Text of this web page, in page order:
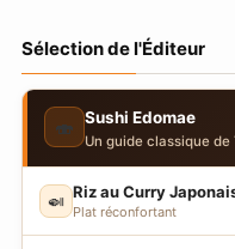
Sélection de l'Éditeur
🍣 Sushi Edomae
Un guide classique
🍛 Riz au Curry
Plat réconfortant